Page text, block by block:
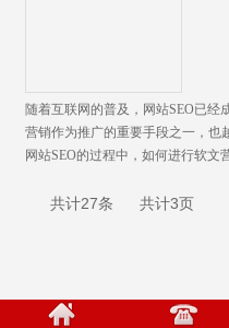
随着互联网的普及，网站SEO已经
营销作为推广的重要手段之一，也
网站SEO的过程中，如何进行软文
共计27条 共计3页
HTML地图